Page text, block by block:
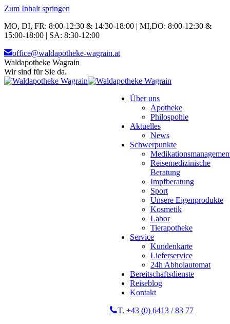
Zum Inhalt springen
MO, DI, FR: 8:00-12:30 & 14:30-18:00 | MI,DO: 8:00-12:30 &
15:00-18:00 | SA: 8:30-12:00
office@waldapotheke-wagrain.at
Waldapotheke Wagrain
Wir sind für Sie da.
Über uns
Apotheke
Philospohie
Aktuelles
News
Schwerpunkte
Reisemedizinische
Beratung
Impfberatung
Sport
Unsere Eigenprodukte
Kosmetik
Labor
Tierapotheke
Service
Kundenkarte
Lieferservice
24h Abholautomat
Bereitschaftsdienste
Reiseblog
Kontakt
T. +43 (0) 6413 / 83 77